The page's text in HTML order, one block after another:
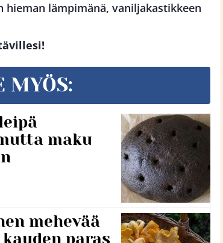
lämpimänä, vaniljakastikkeen
MYÖS:
maku
mehevää
paras